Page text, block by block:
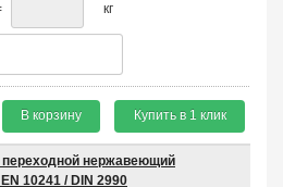
кг
В корзину Купить в 1 клик
нержавеющий
10241 / DIN 2990